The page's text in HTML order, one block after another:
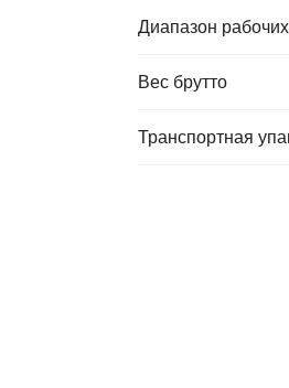
Диапазон
Вес брутто
Транспортная